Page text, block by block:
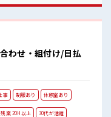
はロッカー完備！ 私物の
わせ・組付け/日払
事 制服あり 休憩室あり
残業 20H以上 30代が活躍